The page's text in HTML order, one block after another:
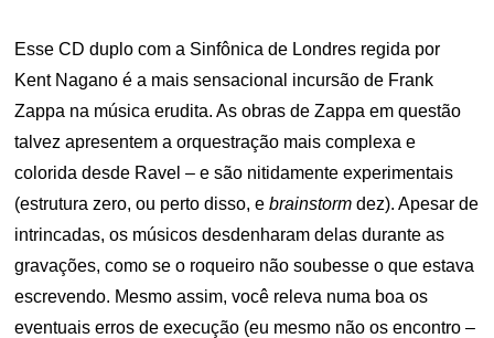
Esse CD duplo com a Sinfônica de Londres regida por
Kent Nagano é a mais sensacional incursão de Frank
Zappa na música erudita. As obras de Zappa em questão
talvez apresentem a orquestração mais complexa e
colorida desde Ravel – e são nitidamente experimentais
(estrutura zero, ou perto disso, ebrainstormdez). Apesar de
intrincadas, os músicos desdenharam delas durante as
gravações, como se o roqueiro não soubesse o que estava
escrevendo. Mesmo assim, você releva numa boa os
eventuais erros de execução (eu mesmo não os encontro –